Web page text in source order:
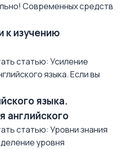
Современных средств
к изучению
статью: Усиление
языка. Если вы
языка.
английского
статью: Уровни знания
уровня